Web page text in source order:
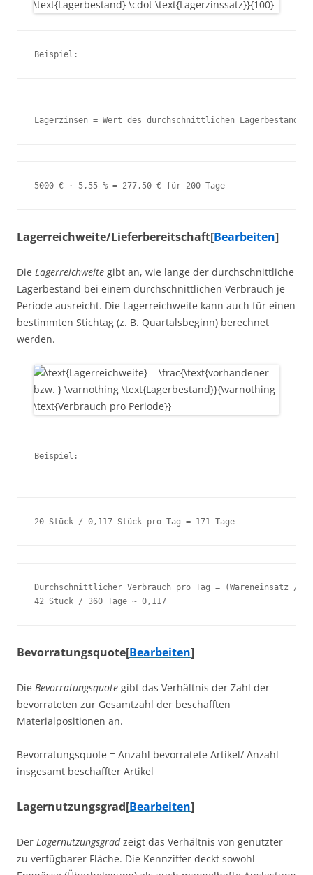
Lagerreichweite/Lieferbereitschaft[Bearbeiten]
Die Lagerreichweite gibt an, wie lange der durchschnittliche
Lagerbestand bei einem durchschnittlichen Verbrauch je
Periode ausreicht. Die Lagerreichweite kann auch für einen
bestimmten Stichtag (z. B. Quartalsbeginn) berechnet
werden.
Durchschnittlicher Verbrauch pro Tag = (Wareneinsatz /
Bevorratungsquote[Bearbeiten]
Die Bevorratungsquote gibt das Verhältnis der Zahl der
bevorrateten zur Gesamtzahl der beschafften
Materialpositionen an.
Bevorratungsquote = Anzahl bevorratete Artikel/ Anzahl
insgesamt beschaffter Artikel
Lagernutzungsgrad[Bearbeiten]
Der Lagernutzungsgradzeigt das Verhältnis von genutzter
zu verfügbarer Fläche. Die Kennziffer deckt sowohl